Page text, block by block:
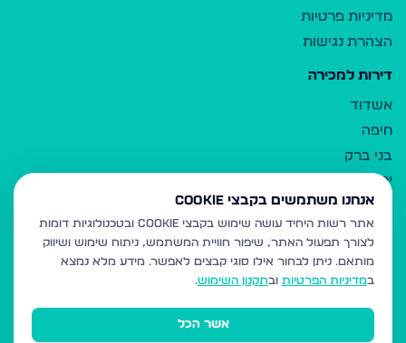
מדיניות פרטיות
הצהרת נגישות
דירות למכירה
אשדוד
חיפה
בני ברק
ירושלים
אלעד
גבעת זאב
בית שמש
רכסים
מודיעין עילית
אנחנו משתמשים בקבצי Cookie
אתר רשות היחיד עושה שימוש בקבצי Cookie ובטכנולוגיות דומות
לצורך תפעול האתר, שיפור חוויית המשתמש, ניתוח שימוש ושיווק
מותאם. ניתן לבחור אילו סוגי קבצים לאפשר. מידע מלא נמצא
במדיניות הפרטיות ובתקנון השימוש.
אשר הכל